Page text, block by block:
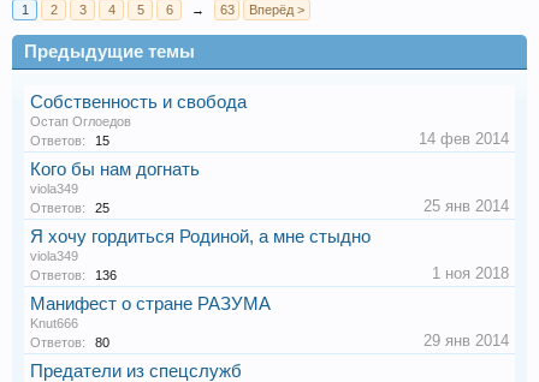
1
2 3 4 5 6 → 63 Вперёд >
Предыдущие темы
Собственность и свобода
Остап Оглоедов
Ответов:
15 14 фев 2014
Кого бы нам догнать
viola349
Ответов:
25 25 янв 2014
Я хочу гордиться Родиной, а мне стыдно
viola349
Ответов:
136 1 ноя 2018
Манифест о стране РАЗУМА
Knut666
Ответов:
80 29 янв 2014
Предатели из спецслужб